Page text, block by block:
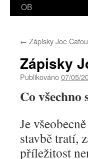
OB
← Zápisky Joe
Zápisky
Publikováno07/05/
Co
Je
stavbě tratí,
příležitost